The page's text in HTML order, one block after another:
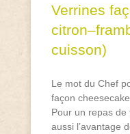
Verrines
cuisson)
Le mot du Chef
façon
Pour un repas
aussi l’avantage